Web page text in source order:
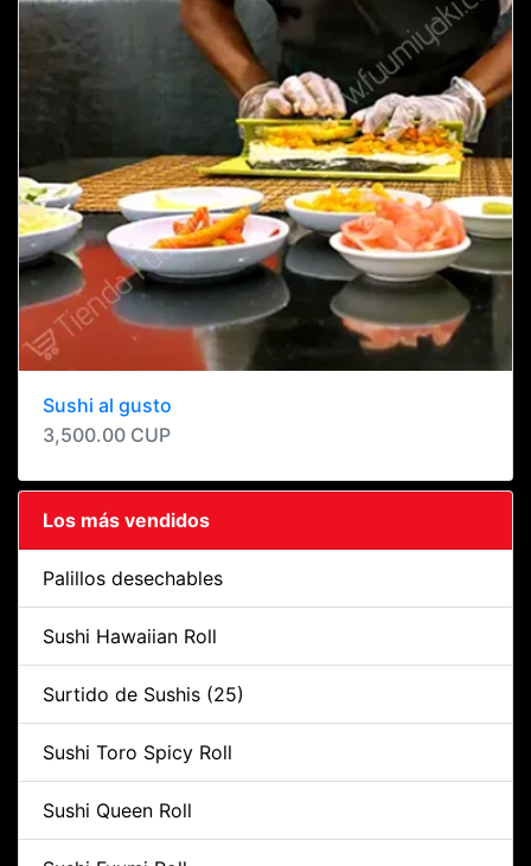
Sushi al gusto
3,500.00 CUP
Los más vendidos
Palillos desechables
Sushi Hawaiian Roll
Surtido de Sushis (25)
Sushi Toro Spicy Roll
Sushi Queen Roll